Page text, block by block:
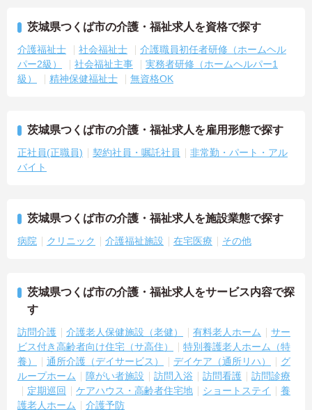
茨城県つくば市の介護・福祉求人を資格で探す
介護福祉士 社会福祉士
介護職員初任者研修（ホームヘル
パー2級）
社会福祉主事
実務者研修（ホームヘルパー1
級）
精神保健福祉士 無資格OK
茨城県つくば市の介護・福祉求人を雇用形態で探す
正社員(正職員) 契約社員・嘱託社員
非常勤・パート・アル
バイト
茨城県つくば市の介護・福祉求人を施設業態で探す
病院 クリニック 介護福祉施設 在宅医療 その他
茨城県つくば市の介護・福祉求人をサービス内容で探
す
訪問介護 介護老人保健施設（老健） 有料老人ホーム
サー
ビス付き高齢者向け住宅（サ高住）
特別養護老人ホーム（特
養）
通所介護（デイサービス） デイケア（通所リハ）
グ
ループホーム
障がい者施設 訪問入浴 訪問看護
訪問診療
定期巡回
ケアハウス・高齢者住宅地 ショートステイ
養
護老人ホーム
介護予防